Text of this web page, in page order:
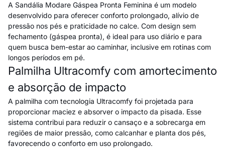
A Sandália Modare Gáspea Pronta Feminina é um modelo
desenvolvido para oferecer conforto prolongado, alívio de
pressão nos pés e praticidade no calce. Com design sem
fechamento (gáspea pronta), é ideal para uso diário e para
quem busca bem-estar ao caminhar, inclusive em rotinas com
longos períodos em pé.
Palmilha Ultracomfy com amortecimento
e absorção de impacto
A palmilha com tecnologia Ultracomfy foi projetada para
proporcionar maciez e absorver o impacto da pisada. Esse
sistema contribui para reduzir o cansaço e a sobrecarga em
regiões de maior pressão, como calcanhar e planta dos pés,
favorecendo o conforto em uso prolongado.